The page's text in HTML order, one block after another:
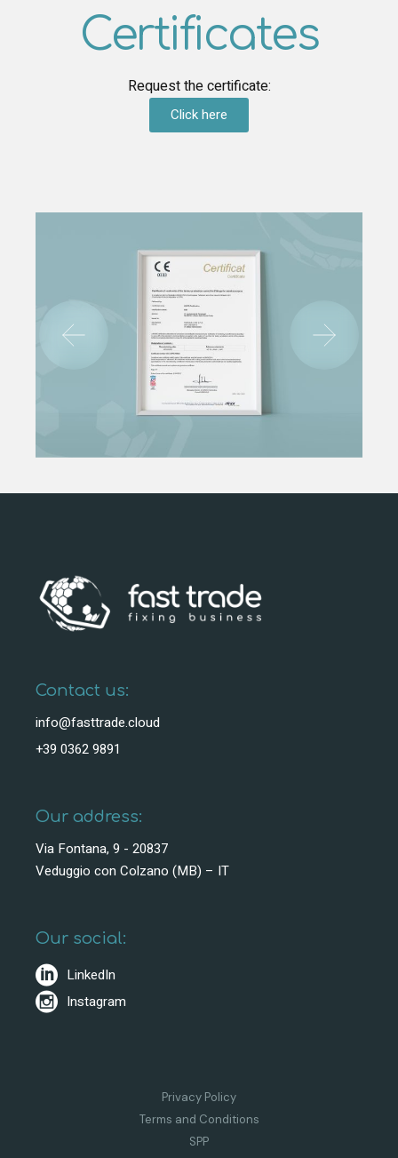
Certificates
Request the certificate:
Click here
Contact us:
info@fasttrade.cloud
+39 0362 9891
Our address:
Via Fontana, 9 - 20837
Veduggio con Colzano (MB) – IT
Our social:
LinkedIn
Instagram
Privacy Policy
Terms and Conditions
SPP